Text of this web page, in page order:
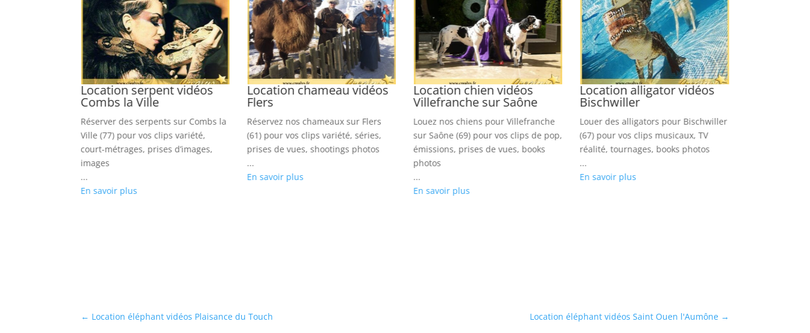
Location serpent vidéos
Combs la Ville
Réserver des serpents sur Combs la
Ville (77) pour vos clips variété,
court-métrages, prises d’images,
images
...
En savoir plus
Location chameau vidéos
Flers
Réservez nos chameaux sur Flers
(61) pour vos clips variété, séries,
prises de vues, shootings photos
...
En savoir plus
Location chien vidéos
Villefranche sur Saône
Louez nos chiens pour Villefranche
sur Saône (69) pour vos clips de pop,
émissions, prises de vues, books
photos
...
En savoir plus
Location alligator vidéos
Bischwiller
Louer des alligators pour Bischwiller
(67) pour vos clips musicaux, TV
réalité, tournages, books photos
...
En savoir plus
← Location éléphant vidéos Plaisance du Touch Location éléphant vidéos Saint Ouen l'Aumône→